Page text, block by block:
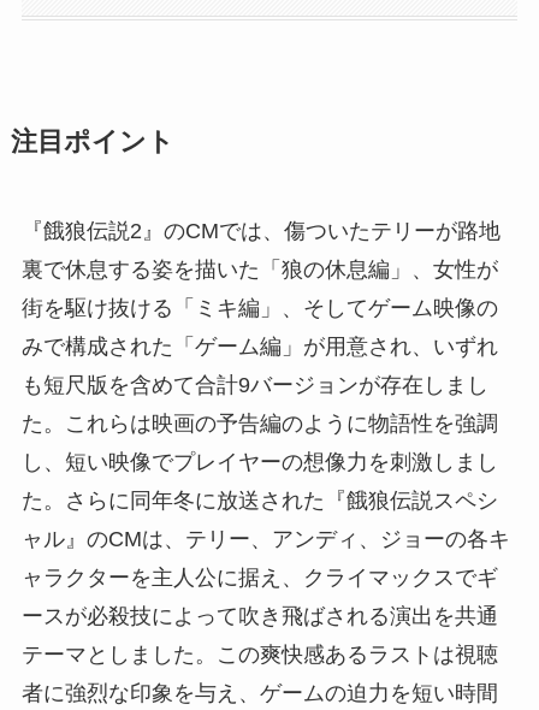
注目ポイント
『餓狼伝説2』のCMでは、傷ついたテリーが路地
裏で休息する姿を描いた「狼の休息編」、女性が
街を駆け抜ける「ミキ編」、そしてゲーム映像の
みで構成された「ゲーム編」が用意され、いずれ
も短尺版を含めて合計9バージョンが存在しまし
た。これらは映画の予告編のように物語性を強調
し、短い映像でプレイヤーの想像力を刺激しまし
た。さらに同年冬に放送された『餓狼伝説スペシ
ャル』のCMは、テリー、アンディ、ジョーの各キ
ャラクターを主人公に据え、クライマックスでギ
ースが必殺技によって吹き飛ばされる演出を共通
テーマとしました。この爽快感あるラストは視聴
者に強烈な印象を与え、ゲームの迫力を短い時間